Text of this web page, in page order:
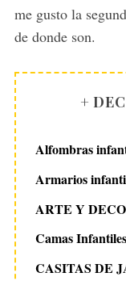
s
:
me gusto la
de donde son.
+
Alfombras
Armarios
ARTE Y
Camas Infantiles
CASITAS DE